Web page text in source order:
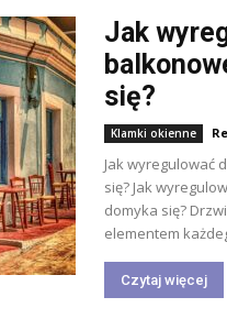
Jak
się?
Klamki okienne
Jak wyregulować
się? Jak
domyka się?
elementem
Czytaj więcej